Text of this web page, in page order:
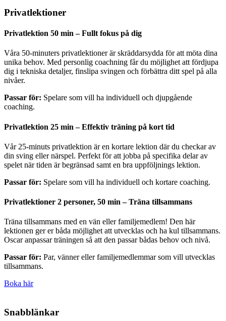
Privatlektioner
Privatlektion 50 min – Fullt fokus på dig
Våra 50-minuters privatlektioner är skräddarsydda för att möta dina
unika behov. Med personlig coachning får du möjlighet att fördjupa
dig i tekniska detaljer, finslipa svingen och förbättra ditt spel på alla
nivåer.
Passar för: Spelare som vill ha individuell och djupgående
coaching.
Privatlektion 25 min – Effektiv träning på kort tid
Vår 25-minuts privatlektion är en kortare lektion där du checkar av
din sving eller närspel. Perfekt för att jobba på specifika delar av
spelet när tiden är begränsad samt en bra uppföljnings lektion.
Passar för: Spelare som vill ha individuell och kortare coaching.
Privatlektioner 2 personer, 50 min – Träna tillsammans
Träna tillsammans med en vän eller familjemedlem! Den här
lektionen ger er båda möjlighet att utvecklas och ha kul tillsammans.
Oscar anpassar träningen så att den passar bådas behov och nivå.
Passar för: Par, vänner eller familjemedlemmar som vill utvecklas
tillsammans.
Boka här
Snabblänkar